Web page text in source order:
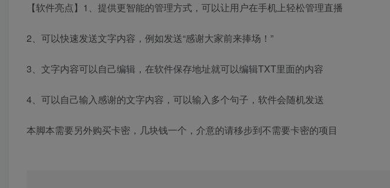
【软件亮点】1、提供更智能的管理方式，可以让用户在手机上轻松管理直播
2、可以快速发送文字内容，例如发送“感谢大家前来捧场！”
3、文字内容可以自己编辑，在软件保存地址就可以编辑TXT里面的内容
4、可以自己输入感谢的文字内容，可以输入多个句子，软件会随机发送
本脚本需要另外购买卡密，几块钱一个，介意的请移步到不需要卡密的项目